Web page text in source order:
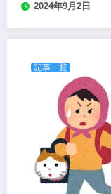
2024年9月2日
記事一覧